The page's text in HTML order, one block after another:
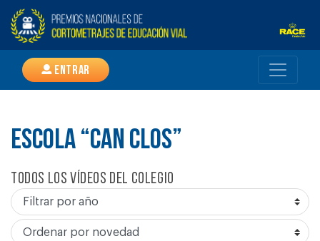
Entrar
ESCOLA “CAN CLOS”
Todos los vídeos del colegio